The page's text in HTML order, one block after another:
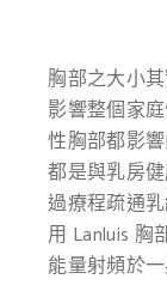
胸部之大小
影響整個家
性胸部都影
都是與乳房
過療程疏通
用 Lanluis 胸
能量射頻於